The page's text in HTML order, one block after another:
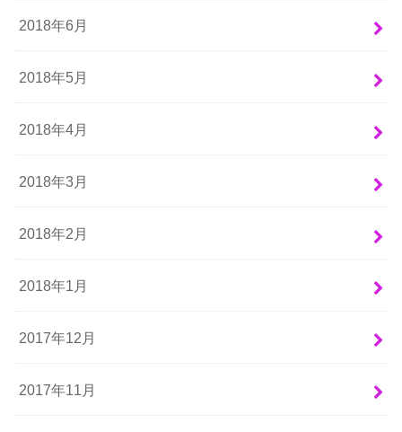
2018年6月
2018年5月
2018年4月
2018年3月
2018年2月
2018年1月
2017年12月
2017年11月